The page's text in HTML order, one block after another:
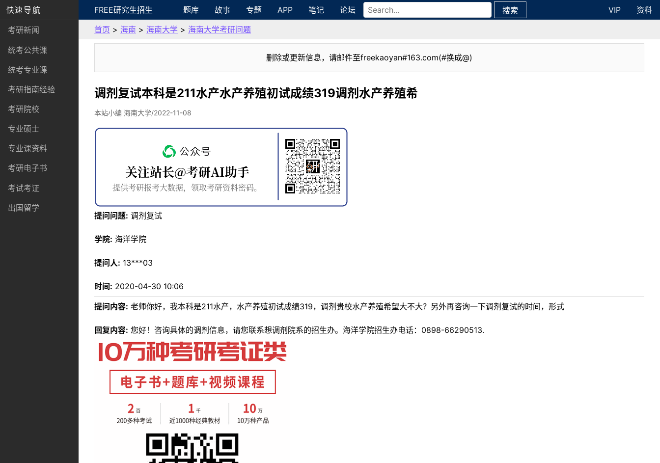
快速导航
考研新闻
统考公共课
统考专业课
考研指南经验
考研院校
专业硕士
专业课资料
考研电子书
考试考证
出国留学
FREE研究生招生 题库 故事 专题 APP 笔记 论坛 搜索 VIP
资料
首页 > 海南 > 海南大学 > 海南大学考研问题
删除或更新信息，请邮件至freekaoyan#163.com(#换成@)
调剂复试本科是211水产水产养殖初试成绩319调剂水产养殖希
本站小编 海南大学/2022-11-08
提问问题: 调剂复试
学院: 海洋学院
提问人: 13***03
时间: 2020-04-30 10:06
提问内容: 老师你好，我本科是211水产，水产养殖初试成绩319，调剂贵校水产养殖希望大不大？另外再咨询一下调剂复试的时间，形式
回复内容: 您好！咨询具体的调剂信息，请您联系想调剂院系的招生办。海洋学院招生办电话：0898-66290513.